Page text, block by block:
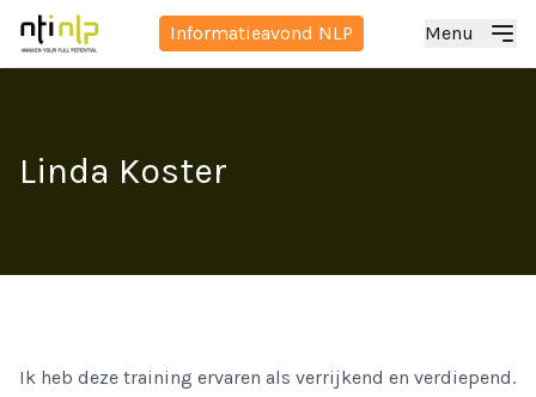
Informatieavond NLP Menu
Linda Koster
Ik heb deze training ervaren als verrijkend en verdiepend.